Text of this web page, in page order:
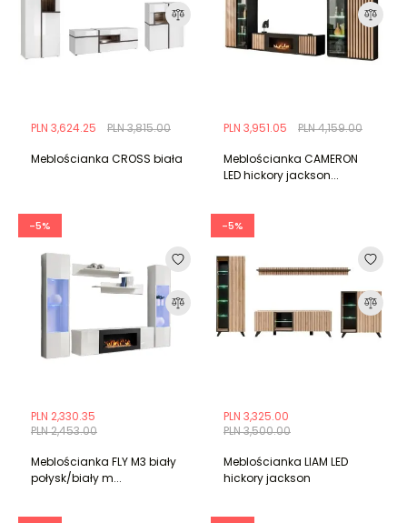
PLN 3,815.00
PLN 3,624.25
Meblościanka CROSS biała
PLN 4,159.00
PLN 3,951.05
Meblościanka CAMERON
LED hickory jackson...
-5%
PLN 2,453.00
PLN 2,330.35
Meblościanka FLY M3 biały
połysk/biały m...
-5%
PLN 3,500.00
PLN 3,325.00
Meblościanka LIAM LED
hickory jackson